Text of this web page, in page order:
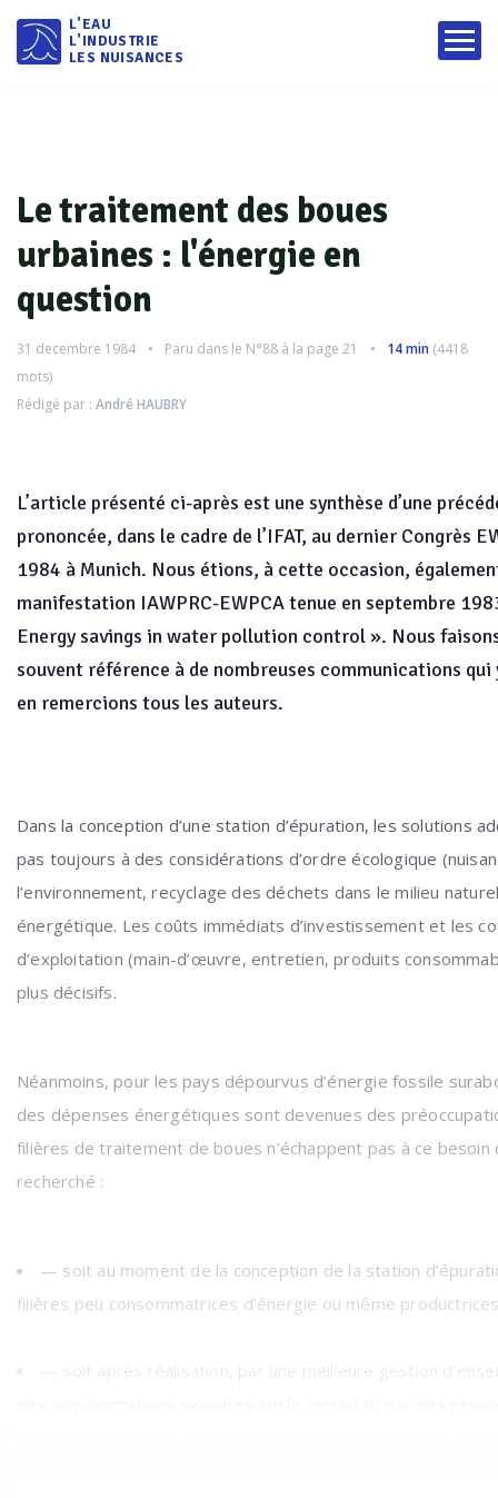
L'EAU
L'INDUSTRIE
LES NUISANCES
Le traitement des boues
urbaines : l'énergie en
question
31 decembre 1984 Paru dans le N°88 à la page 21 14 min (4418
mots)
Rédigé par : André HAUBRY
L’article présenté ci-après est une synthèse d’une
prononcée, dans le cadre de l’IFAT, au dernier Congrès
1984 à Munich. Nous étions, à cette occasion,
manifestation IAWPRC-EWPCA tenue en septembre
Energy savings in water pollution control ». Nous
souvent référence à de nombreuses communications
en remercions tous les auteurs.
Dans la conception d’une station d’épuration, les solutions
pas toujours à des considérations d’ordre écologique
l’environnement, recyclage des déchets dans le milieu
énergétique. Les coûts immédiats d’investissement et les
d’exploitation (main-d’œuvre, entretien, produits
plus décisifs.
Néanmoins, pour les pays dépourvus d’énergie fossile
des dépenses énergétiques sont devenues des
filières de traitement de boues n’échappent pas à ce besoin
recherché :
— soit au moment de la conception de la station
filières peu consommatrices d’énergie ou même